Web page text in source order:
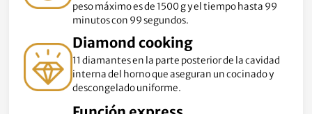
peso máximo es de 1500 g y el tiempo hasta 99
minutos con 99 segundos.
Diamond cooking
11 diamantes en la parte posterior de la cavidad
interna del horno que aseguran un cocinado y
descongelado uniforme.